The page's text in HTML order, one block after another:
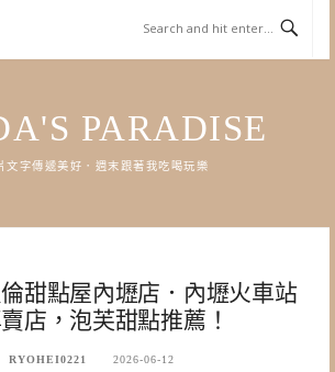
PARADISE
文字傳遞美好．週末跟著我吃喝玩樂
甜點屋內壢店．內壢火車站
店，泡芙甜點推薦！
RYOHEI0221 2026-06-12